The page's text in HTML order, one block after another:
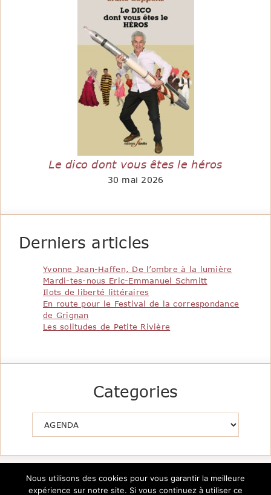
Le dico dont vous êtes le héros
30 mai 2026
Derniers articles
Yvonne Jean-Haffen, De l’ombre à la lumière
Mardi-tes-nous Eric-Emmanuel Schmitt
Ilots de liberté littéraires
En route pour le Festival de la correspondance
de Grignan
Les solitudes de Petite Rivière
Categories
Nous utilisons des cookies pour vous garantir la meilleure
expérience sur notre site. Si vous continuez à utiliser ce